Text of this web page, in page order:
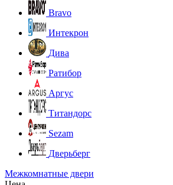
Bravo
Интекрон
Дива
Ратибор
Аргус
Титандорс
Sezam
Дверьберг
Межкомнатные двери